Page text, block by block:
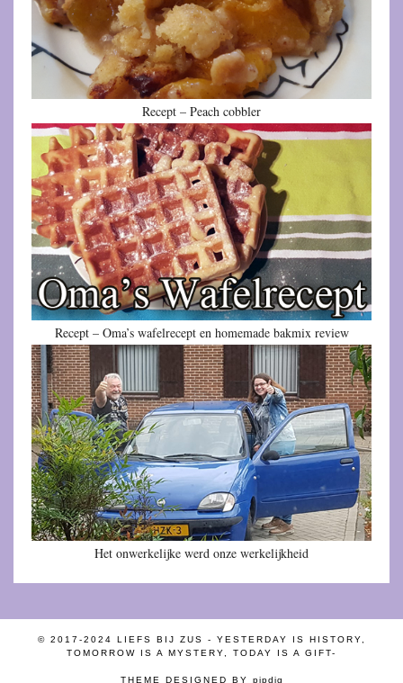
Recept – Peach cobbler
Recept – Oma’s wafelrecept en homemade bakmix review
Het onwerkelijke werd onze werkelijkheid
© 2017-2024 LIEFS BIJ ZUS - YESTERDAY IS HISTORY,
TOMORROW IS A MYSTERY, TODAY IS A GIFT-
THEME DESIGNED BY pipdig